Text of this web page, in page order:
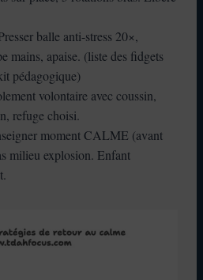
balle anti-stress 20×,
mains, apaise. (liste des fidgets
pédagogique)
volontaire avec coussin,
refuge choisi.
moment CALME (avant
milieu explosion. Enfant